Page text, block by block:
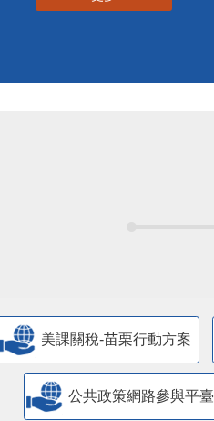
美課關稅-苗栗行動方案
公共政策網路參與平臺